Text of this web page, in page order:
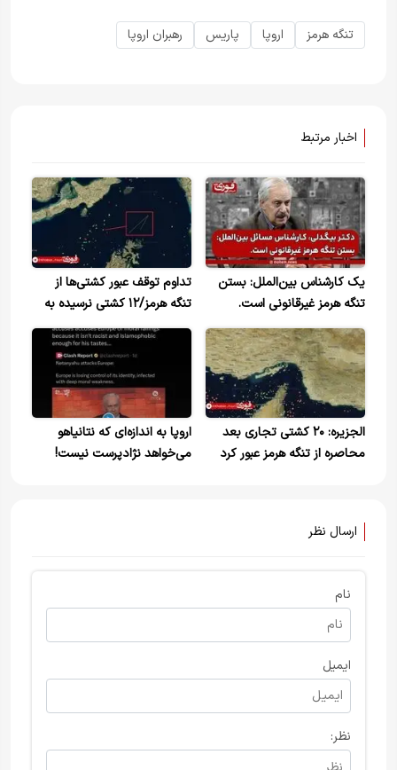
تنگه هرمز اروپا پاریس رهبران اروپا
اخبار مرتبط
یک کارشناس بین‌الملل: بستن
تنگه هرمز غیر‌قانونی است.
تداوم توقف عبور کشتی‌ها از
تنگه هرمز/۱۲ کشتی نرسیده به
تنگه دور زدند
الجزیره: ۲۰ کشتی تجاری بعد
محاصره از تنگه هرمز عبور کرد
اروپا به اندازه‌ای که نتانیاهو
می‌خواهد نژادپرست نیست!
ارسال نظر
نام
ایمیل
نظر: